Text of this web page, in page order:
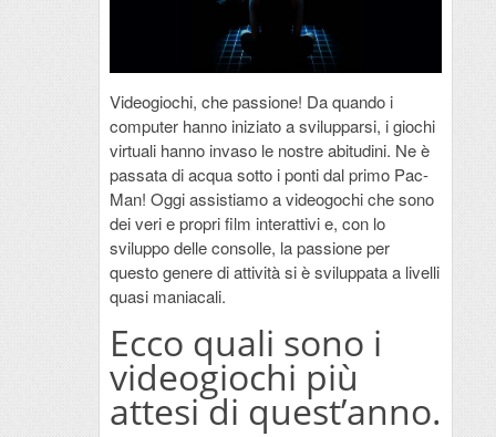
Videogiochi, che passione! Da quando i
computer hanno iniziato a svilupparsi, i giochi
virtuali hanno invaso le nostre abitudini. Ne è
passata di acqua sotto i ponti dal primo Pac-
Man! Oggi assistiamo a videogochi che sono
dei veri e propri film interattivi e, con lo
sviluppo delle consolle, la passione per
questo genere di attività si è sviluppata a livelli
quasi maniacali.
Ecco quali sono i
videogiochi più
attesi di quest’anno.